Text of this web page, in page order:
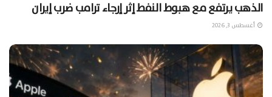
الذهب يرتفع مع هبوط النفط إثر إرجاء ترامب ضرب إيران
أغسطس 3, 2026